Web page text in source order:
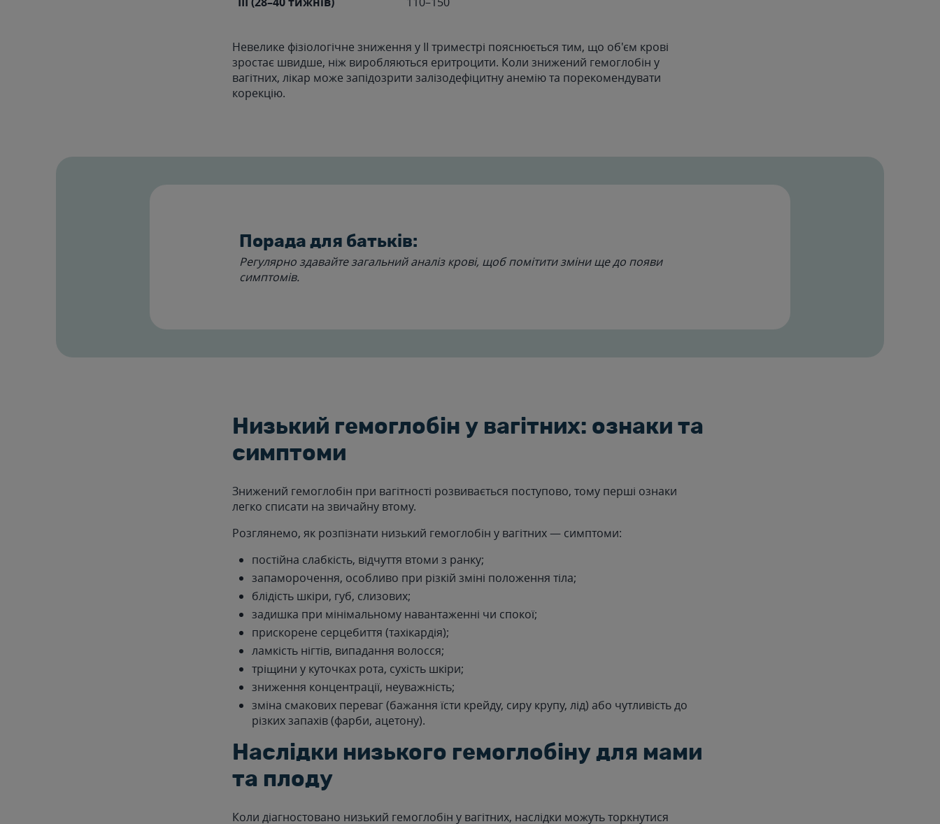
Невелике фізіологічне зниження у ІІ триместрі пояснюється тим, що об'єм крові
зростає швидше, ніж виробляються еритроцити. Коли знижений гемоглобін у
вагітних, лікар може запідозрити залізодефіцитну анемію та порекомендувати
корекцію.
Порада для батьків:
Регулярно здавайте загальний аналіз крові, щоб помітити зміни ще до появи
симптомів.
Низький гемоглобін у вагітних: ознаки та
симптоми
Знижений гемоглобін при вагітності розвивається поступово, тому перші ознаки
легко списати на звичайну втому.
Розглянемо, як розпізнати низький гемоглобін у вагітних — симптоми:
постійна слабкість, відчуття втоми з ранку;
запаморочення, особливо при різкій зміні положення тіла;
блідість шкіри, губ, слизових;
задишка при мінімальному навантаженні чи спокої;
прискорене серцебиття (тахікардія);
ламкість нігтів, випадання волосся;
тріщини у куточках рота, сухість шкіри;
зниження концентрації, неуважність;
зміна смакових переваг (бажання їсти крейду, сиру крупу, лід) або чутливість до
різких запахів (фарби, ацетону).
Наслідки низького гемоглобіну для мами
та плоду
Коли діагностовано низький гемоглобін у вагітних, наслідки можуть торкнутися